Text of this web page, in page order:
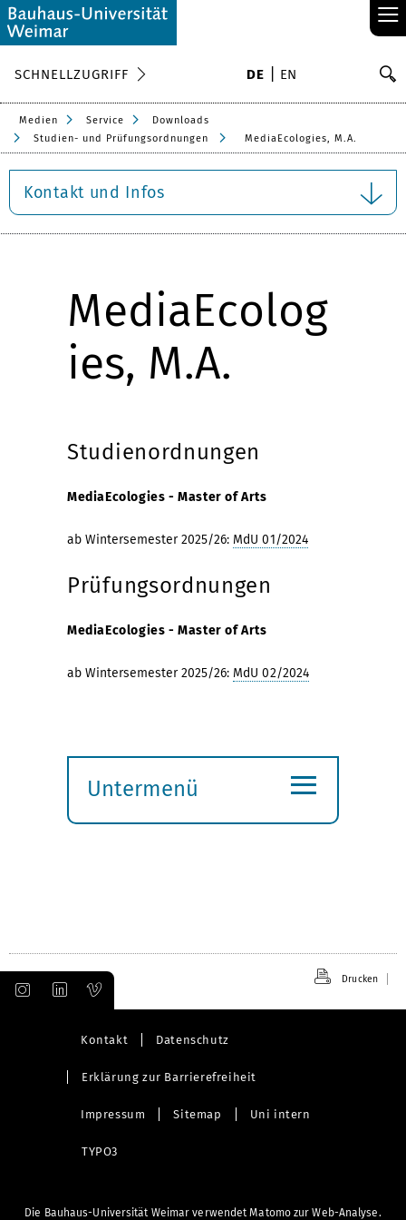
≡
SCHNELLZUGRIFF DE EN
Medien Service
Downloads
Studien- und Prüfungsordnungen
MediaEcologies, M.A.
Kontakt und Infos
MediaEcolog
ies, M.A.
Studienordnungen
MediaEcologies - Master of Arts
ab Wintersemester 2025/26: MdU 01/2024
Prüfungsordnungen
MediaEcologies - Master of Arts
ab Wintersemester 2025/26: MdU 02/2024
Untermenü
≡
Drucken
Kontakt Datenschutz
Erklärung zur Barrierefreiheit
Impressum Sitemap Uni intern
TYPO3
Die Bauhaus-Universität Weimar verwendet Matomo zur Web-Analyse.